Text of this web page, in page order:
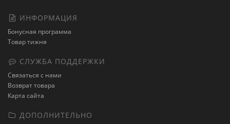
ИНФОРМАЦИЯ
Бонусная программа
Товар тижня
СЛУЖБА ПОДДЕРЖКИ
Связаться с нами
Возврат товара
Карта сайта
ДОПОЛНИТЕЛЬНО